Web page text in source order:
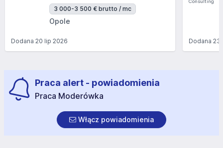
3 000-3 500 € brutto / mc
Opole
Dodana 20 lip 2026 Dodana23
Praca alert - powiadomienia
Praca Moderówka
Włącz powiadomienia